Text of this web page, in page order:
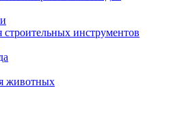
инструментов
животных